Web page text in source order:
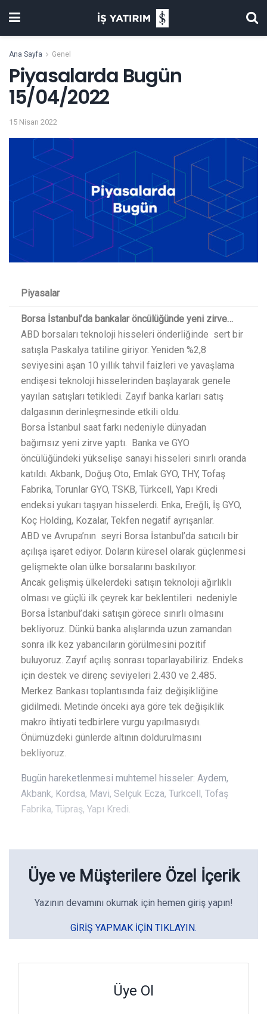
Ana Sayfa Genel
Piyasalarda Bugün
15/04/2022
15 Nisan 2022
Piyasalar
Borsa İstanbul’da bankalar öncülüğünde yeni zirve…
ABD borsaları teknoloji hisseleri önderliğinde sert bir
satışla Paskalya tatiline giriyor. Yeniden %2,8
seviyesini aşan 10 yıllık tahvil faizleri ve yavaşlama
endişesi teknoloji hisselerinden başlayarak genele
yayılan satışları tetikledi. Zayıf banka karları satış
dalgasının derinleşmesinde etkili oldu.
Borsa İstanbul saat farkı nedeniyle dünyadan
bağımsız yeni zirve yaptı. Banka ve GYO
öncülüğündeki yükselişe sanayi hisseleri sınırlı oranda
katıldı. Akbank, Doğuş Oto, Emlak GYO, THY, Tofaş
Fabrika, Torunlar GYO, TSKB, Türkcell, Yapı Kredi
endeksi yukarı taşıyan hisselerdi. Enka, Ereğli, İş GYO,
Koç Holding, Kozalar, Tekfen negatif ayrışanlar.
ABD ve Avrupa’nın seyri Borsa İstanbul’da satıcılı bir
açılışa işaret ediyor. Doların küresel olarak güçlenmesi
gelişmekte olan ülke borsalarını baskılıyor.
Ancak gelişmiş ülkelerdeki satışın teknoloji ağırlıklı
olması ve güçlü ilk çeyrek kar beklentileri nedeniyle
Borsa İstanbul’daki satışın görece sınırlı olmasını
bekliyoruz. Dünkü banka alışlarında uzun zamandan
sonra ilk kez yabancıların görülmesini pozitif
buluyoruz. Zayıf açılış sonrası toparlayabiliriz. Endeks
için destek ve direnç seviyeleri 2.430 ve 2.485.
Merkez Bankası toplantısında faiz değişikliğine
gidilmedi. Metinde önceki aya göre tek değişiklik
makro ihtiyati tedbirlere vurgu yapılmasıydı.
Önümüzdeki günlerde altının doldurulmasını
bekliyoruz.
Bugün hareketlenmesi muhtemel hisseler: Aydem,
Akbank, Kordsa, Mavi, Selçuk Ecza, Turkcell, Tofaş
Fabrika, Tüpraş, Yapı Kredi.
Üye ve Müşterilere Özel İçerik
Yazının devamını okumak için hemen giriş yapın!
GIRIŞ YAPMAK IÇIN TIKLAYIN.
Üye Ol